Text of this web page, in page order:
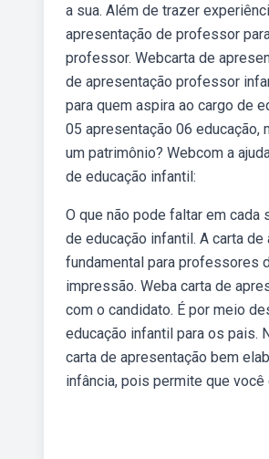
a sua. Além de trazer
apresentação de professor
professor. Webcarta de
de apresentação professor
para quem aspira ao cargo de
05 apresentação 06
um patrimônio? Webcom a
de educação infantil:
O que não pode faltar em
de educação infantil. A carta
fundamental para professores
impressão. Weba carta de
com o candidato. É por meio
educação infantil para os pais.
carta de apresentação bem
infância, pois permite que você